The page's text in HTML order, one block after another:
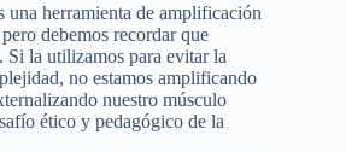
herramienta de amplificación
debemos recordar que
la utilizamos para evitar la
no estamos amplificando
nuestro músculo
ético y pedagógico de la